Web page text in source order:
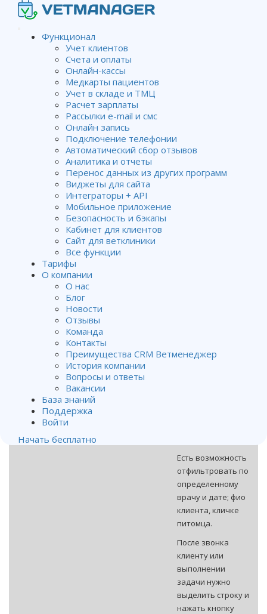
Функционал
Учет клиентов
Счета и оплаты
Онлайн-кассы
Медкарты пациентов
Учет в складе и ТМЦ
Расчет зарплаты
Рассылки e-mail и смс
Онлайн запись
Подключение телефонии
Автоматический сбор отзывов
Аналитика и отчеты
Перенос данных из других программ
Виджеты для сайта
Интеграторы + API
Мобильное приложение
Безопасность и бэкапы
Кабинет для клиентов
Сайт для ветклиники
Все функции
Тарифы
О компании
О нас
Блог
Новости
Отзывы
Команда
Контакты
Преимущества CRM Ветменеджер
История компании
Вопросы и ответы
Вакансии
База знаний
Поддержка
Войти
Начать бесплатно
Работа со списком
запланированных звонков/
задач
Задачи. Звонки
Работа со списком
запланированных звонков/задач
запланированные
Есть возможность
отфильтровать по
определенному
врачу и дате; фио
клиента, кличке
питомца.
После звонка
клиенту или
выполнении
задачи нужно
выделить строку и
нажать кнопку